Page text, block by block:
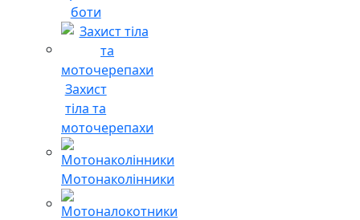
боти
Захист
тіла та
моточерепахи
Мотонаколінники